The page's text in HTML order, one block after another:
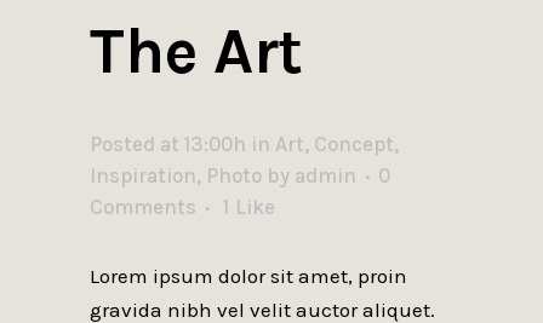
The Art
Posted at 13:00h in Art, Concept,
Inspiration, Photo by admin
0
Comments
1 Like
Lorem ipsum dolor sit amet, proin
gravida nibh vel velit auctor aliquet.